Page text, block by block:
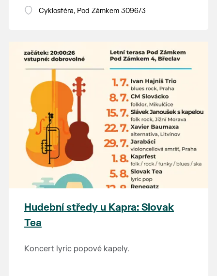
Vstupné dobrovolné.
Cyklosféra, Pod Zámkem 3096/3
Hudební středy u Kapra: Slovak
Tea
Koncert lyric popové kapely.